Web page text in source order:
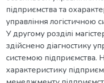
підприємства та
управління логістичною
У другому розділі
здійснено діагностику
системою підприємства.
характеристику